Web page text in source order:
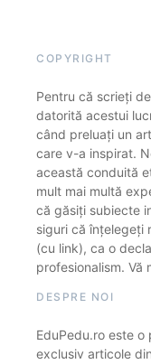
COPYRIGHT
Pentru că scrieți
datorită acestui
când preluați un
care v-a inspirat.
această conduită
mult mai multă
că găsiți subiecte
siguri că înțelegeți
(cu link), ca o
profesionalism. Vă
DESPRE NOI
EduPedu.ro este
exclusiv articole